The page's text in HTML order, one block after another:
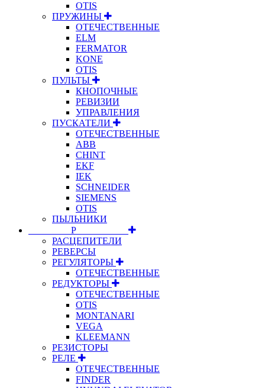
OTIS
ПРУЖИНЫ
ОТЕЧЕСТВЕННЫЕ
ELM
FERMATOR
KONE
OTIS
ПУЛЬТЫ
КНОПОЧНЫЕ
РЕВИЗИИ
УПРАВЛЕНИЯ
ПУСКАТЕЛИ
ОТЕЧЕСТВЕННЫЕ
ABB
CHINT
EKF
IEK
SCHNEIDER
SIEMENS
OTIS
ПЫЛЬНИКИ
⠀⠀⠀⠀⠀⠀Р⠀⠀⠀⠀⠀⠀⠀
РАСЦЕПИТЕЛИ
РЕВЕРСЫ
РЕГУЛЯТОРЫ
ОТЕЧЕСТВЕННЫЕ
РЕДУКТОРЫ
ОТЕЧЕСТВЕННЫЕ
OTIS
MONTANARI
VEGA
KLEEMANN
РЕЗИСТОРЫ
РЕЛЕ
ОТЕЧЕСТВЕННЫЕ
FINDER